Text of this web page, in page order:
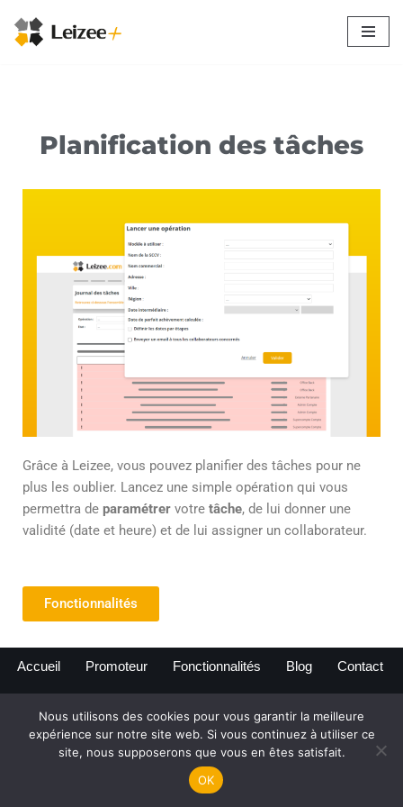
Aller
Planification des tâches
Grâce à Leizee, vous pouvez planifier des tâches pour ne
plus les oublier. Lancez une simple opération qui vous
permettra de paramétrer votre tâche, de lui donner une
validité (date et heure) et de lui assigner un collaborateur.
Fonctionnalités
Accueil Promoteur Fonctionnalités Blog Contact
www.leizee.com
| Tous droits réservés
Politique de confidentialité
Nous utilisons des cookies pour vous garantir la meilleure
expérience sur notre site web. Si vous continuez à utiliser ce
site, nous supposerons que vous en êtes satisfait.
OK